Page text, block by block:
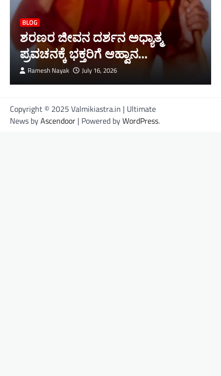
BLOG
ಶರಣರ ಜೀವನ ದರ್ಶನ ಅಧ್ಯಾತ್ಮ
ಪ್ರವಚನಕ್ಕೆ ಭಕ್ತರಿಗೆ ಆಹ್ವಾನ…
Ramesh Nayak July 16, 2026
Copyright © 2025 Valmikiastra.in | Ultimate
News byAscendoor | Powered byWordPress.